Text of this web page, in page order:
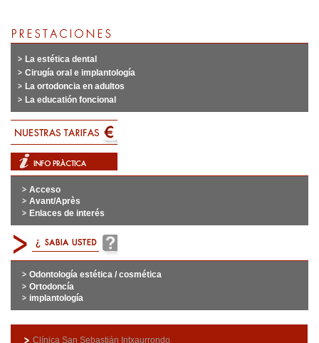
La estética dental
Cirugía oral e implantología
La ortodoncia en adultos
La educatión foncional
Acceso
Avant/Après
Enlaces de interés
Odontología estética / cosmética
Ortodoncía
implantología
Clínica San Sebastián Intxaurrondo